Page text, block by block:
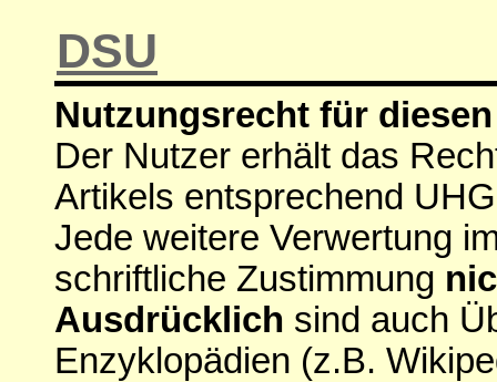
DSU
Nutzungsrecht für
Der Nutzer erhält das
Artikels entsprechend
Jede weitere Verwertung
schriftliche Zustimmung
Ausdrücklich sind auch
Enzyklopädien (z.B.